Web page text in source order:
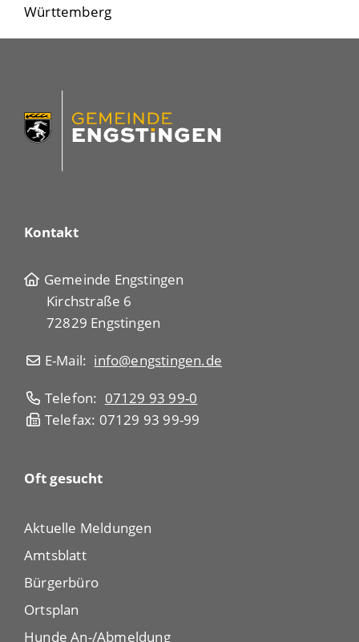
Württemberg
Kontakt
Gemeinde Engstingen
Kirchstraße 6
72829 Engstingen
E-Mail: info@engstingen.de
Telefon: 07129 93 99-0
Telefax: 07129 93 99-99
Oft gesucht
Aktuelle Meldungen
Amtsblatt
Bürgerbüro
Ortsplan
Hunde An-/Abmeldung